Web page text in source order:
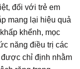
đối với trẻ em
mang lại hiệu quả
khểnh, mọc
năng điều trị các
được chỉ định nhằm